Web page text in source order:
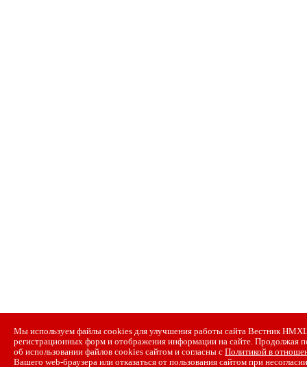
Мы используем файлы cookies для улучшения работы сайта Вестник
регистрационных форм и отображения информации на сайте. Продолжая
об использовании файлов cookies сайтом и согласны с Политикой в
Вашего web-браузера или отказаться от пользования сайтом при